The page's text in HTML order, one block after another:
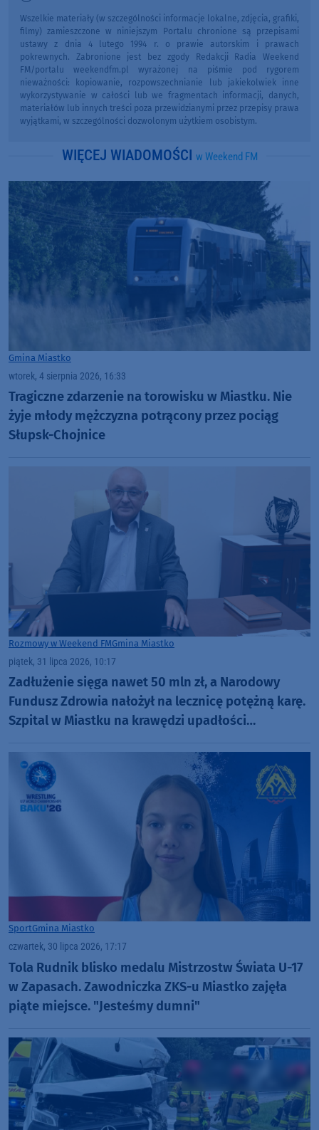
Wszelkie materiały (w szczególności informacje lokalne, zdjęcia, grafiki,
filmy) zamieszczone w niniejszym Portalu chronione są przepisami
ustawy z dnia 4 lutego 1994 r. o prawie autorskim i prawach
pokrewnych. Zabronione jest bez zgody Redakcji Radia Weekend
FM/portalu weekendfm.pl wyrażonej na piśmie pod rygorem
nieważności: kopiowanie, rozpowszechnianie lub jakiekolwiek inne
wykorzystywanie w całości lub we fragmentach informacji, danych,
materiałów lub innych treści poza przewidzianymi przez przepisy prawa
wyjątkami, w szczególności dozwolonym użytkiem osobistym.
WIĘCEJ WIADOMOŚCI w Weekend FM
Gmina Miastko
wtorek, 4 sierpnia 2026, 16:33
Tragiczne zdarzenie na torowisku w Miastku. Nie
żyje młody mężczyzna potrącony przez pociąg
Słupsk-Chojnice
Rozmowy w Weekend FMGmina Miastko
piątek, 31 lipca 2026, 10:17
Zadłużenie sięga nawet 50 mln zł, a Narodowy
Fundusz Zdrowia nałożył na lecznicę potężną karę.
Szpital w Miastku na krawędzi upadłości
SportGmina Miastko
czwartek, 30 lipca 2026, 17:17
Tola Rudnik blisko medalu Mistrzostw Świata U-17
w Zapasach. Zawodniczka ZKS-u Miastko zajęła
piąte miejsce. "Jesteśmy dumni"